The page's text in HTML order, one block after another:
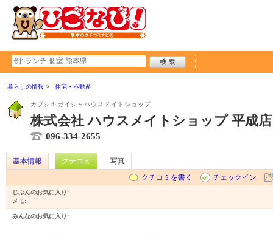
暮らしの情報 住宅・不動産
カブシキガイシャハウスメイトショップ
株式会社 ハウスメイトショップ 平成店
096-334-2655
基本情報 クチコミ
写真
クチコミを書く
チェックイン
じぶんのお気に入り:
メモ:
みんなのお気に入り: